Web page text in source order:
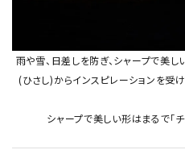
雨や雪、日差しを防ぎ、シャープで美
(ひさし)からインスピレーションを受
シャープで美しい形はまるで「